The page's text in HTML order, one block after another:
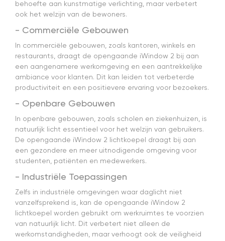
behoefte aan kunstmatige verlichting, maar verbetert
ook het welzijn van de bewoners.
- Commerciële Gebouwen
In commerciële gebouwen, zoals kantoren, winkels en
restaurants, draagt de opengaande iWindow 2 bij aan
een aangenamere werkomgeving en een aantrekkelijke
ambiance voor klanten. Dit kan leiden tot verbeterde
productiviteit en een positievere ervaring voor bezoekers.
- Openbare Gebouwen
In openbare gebouwen, zoals scholen en ziekenhuizen, is
natuurlijk licht essentieel voor het welzijn van gebruikers.
De opengaande iWindow 2 lichtkoepel draagt bij aan
een gezondere en meer uitnodigende omgeving voor
studenten, patiënten en medewerkers.
- Industriële Toepassingen
Zelfs in industriële omgevingen waar daglicht niet
vanzelfsprekend is, kan de opengaande iWindow 2
lichtkoepel worden gebruikt om werkruimtes te voorzien
van natuurlijk licht. Dit verbetert niet alleen de
werkomstandigheden, maar verhoogt ook de veiligheid